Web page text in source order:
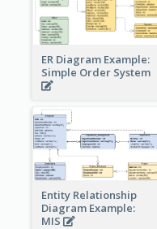
ER Diagram Example:
Simple Order System
Entity Relationship
Diagram Example:
MIS